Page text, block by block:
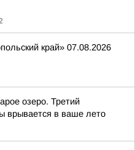
край» 07.08.2026
озеро. Третий
врывается в ваше лето